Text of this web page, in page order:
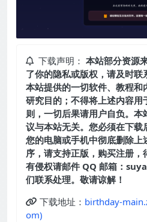
下载声明： 本站部分资源
了你的隐私或版权，请及时联
本站提供的一切软件、教程
研究目的；不得将上述内容
则，一切后果请用户自负。
议与本站无关。您必须在下
您的电脑或手机中彻底删除
序，请支持正版，购买注册
有侵权请邮件 QQ 邮箱：
们联系处理。敬请谅解！
下载地址： birthday-
om)